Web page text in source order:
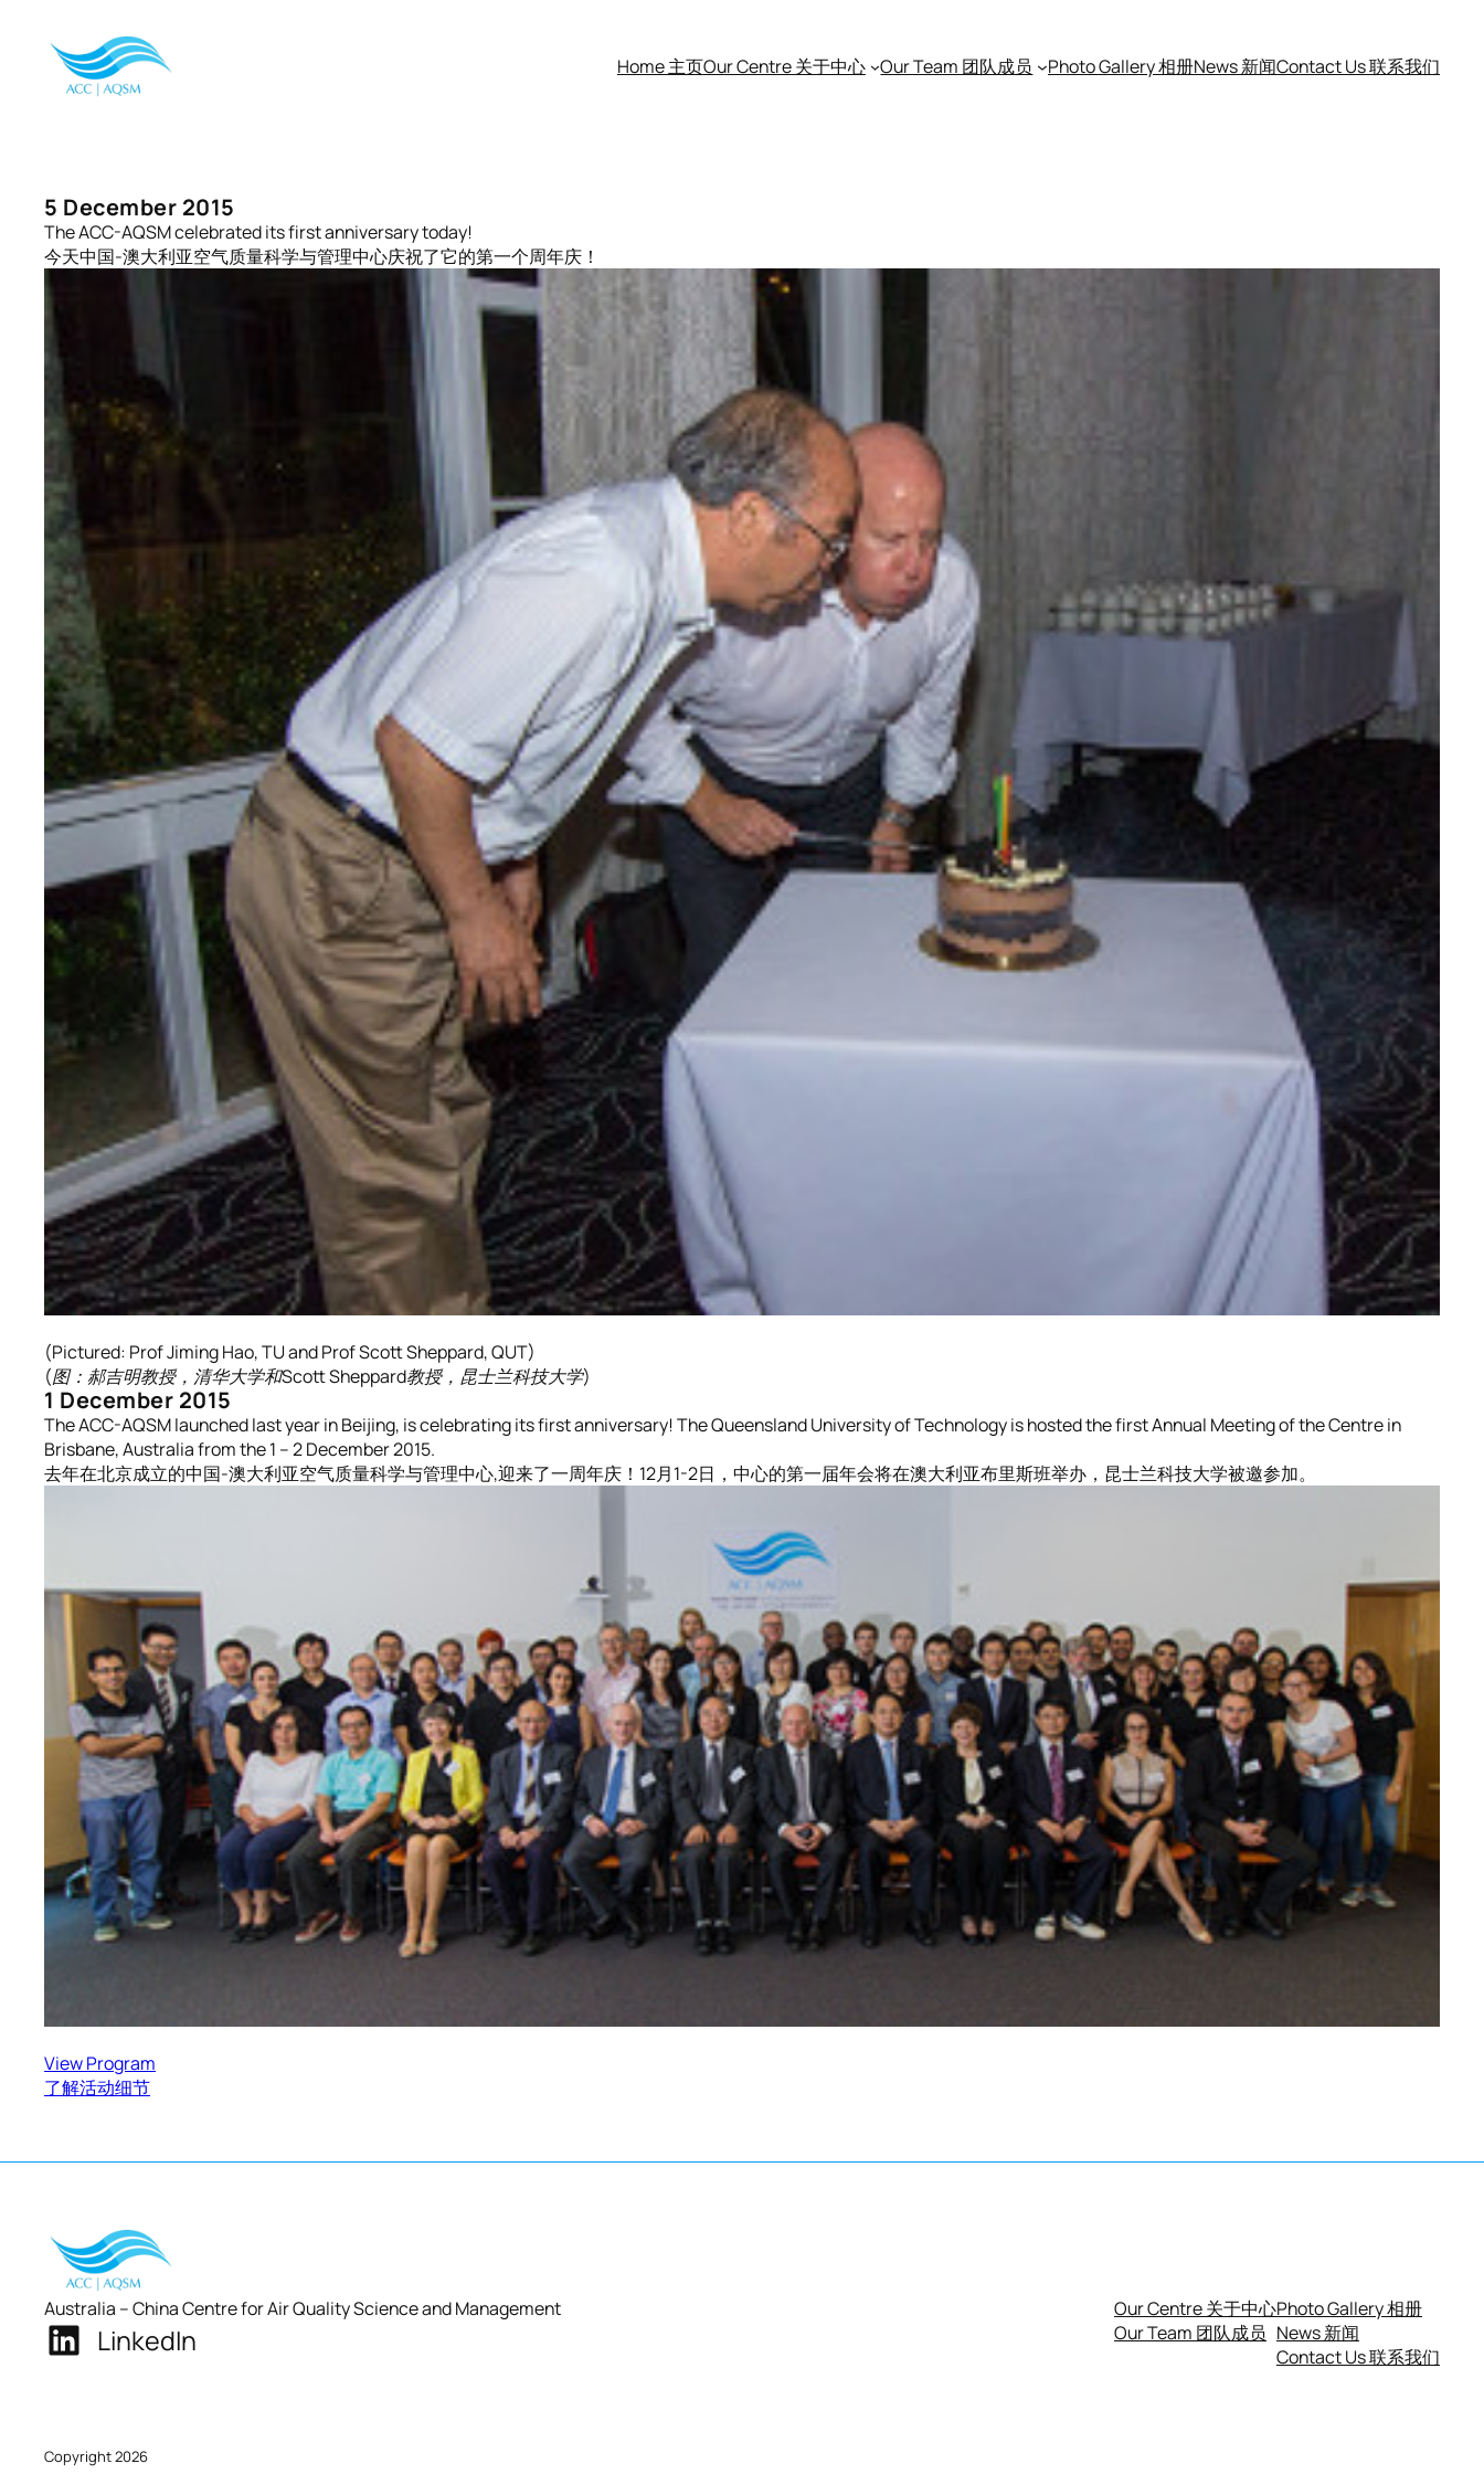
content
Home 主页Our Centre 关于中心 Our Team 团队成员 Photo Gallery 相册News 新闻Contact Us 联系我们
5 December 2015
The ACC-AQSM celebrated its first anniversary today!
今天中国-澳大利亚空气质量科学与管理中心庆祝了它的第一个周年庆！
(Pictured: Prof Jiming Hao, TU and Prof Scott Sheppard, QUT)
(图：郝吉明教授，清华大学和Scott Sheppard教授，昆士兰科技大学)
1 December 2015
The ACC-AQSM launched last year in Beijing, is celebrating its first anniversary! The Queensland University of Technology is hosted the first Annual Meeting of the Centre in
Brisbane, Australia from the 1 – 2 December 2015.
去年在北京成立的中国-澳大利亚空气质量科学与管理中心,迎来了一周年庆！12月1-2日，中心的第一届年会将在澳大利亚布里斯班举办，昆士兰科技大学被邀参加。
View Program
了解活动细节
Australia – China Centre for Air Quality Science and Management
LinkedIn
Our Centre 关于中心
Our Team 团队成员
Photo Gallery 相册
News 新闻
Contact Us 联系我们
Copyright 2026